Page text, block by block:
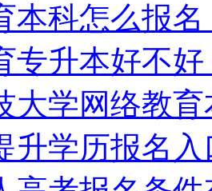
本科怎么报
专升本好不
大学网络教
升学历报名入